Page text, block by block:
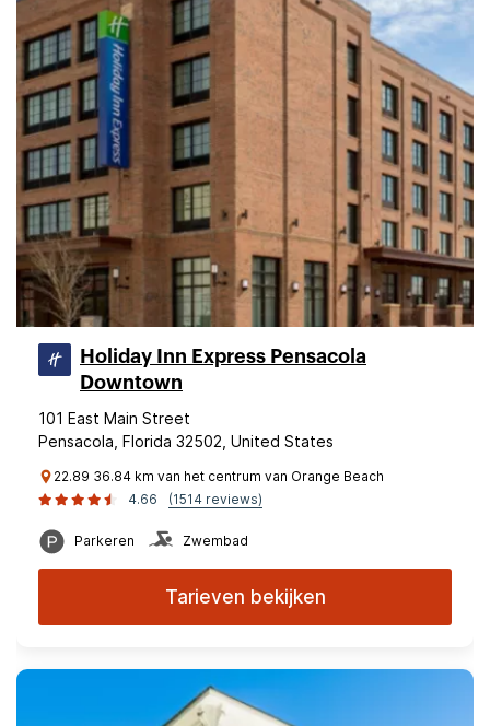
Holiday Inn Express Pensacola
Downtown
101 East Main Street
Pensacola, Florida 32502, United States
22.89 36.84 km van het centrum van Orange Beach
4.66
(1514 reviews)
Parkeren Zwembad
Tarieven bekijken